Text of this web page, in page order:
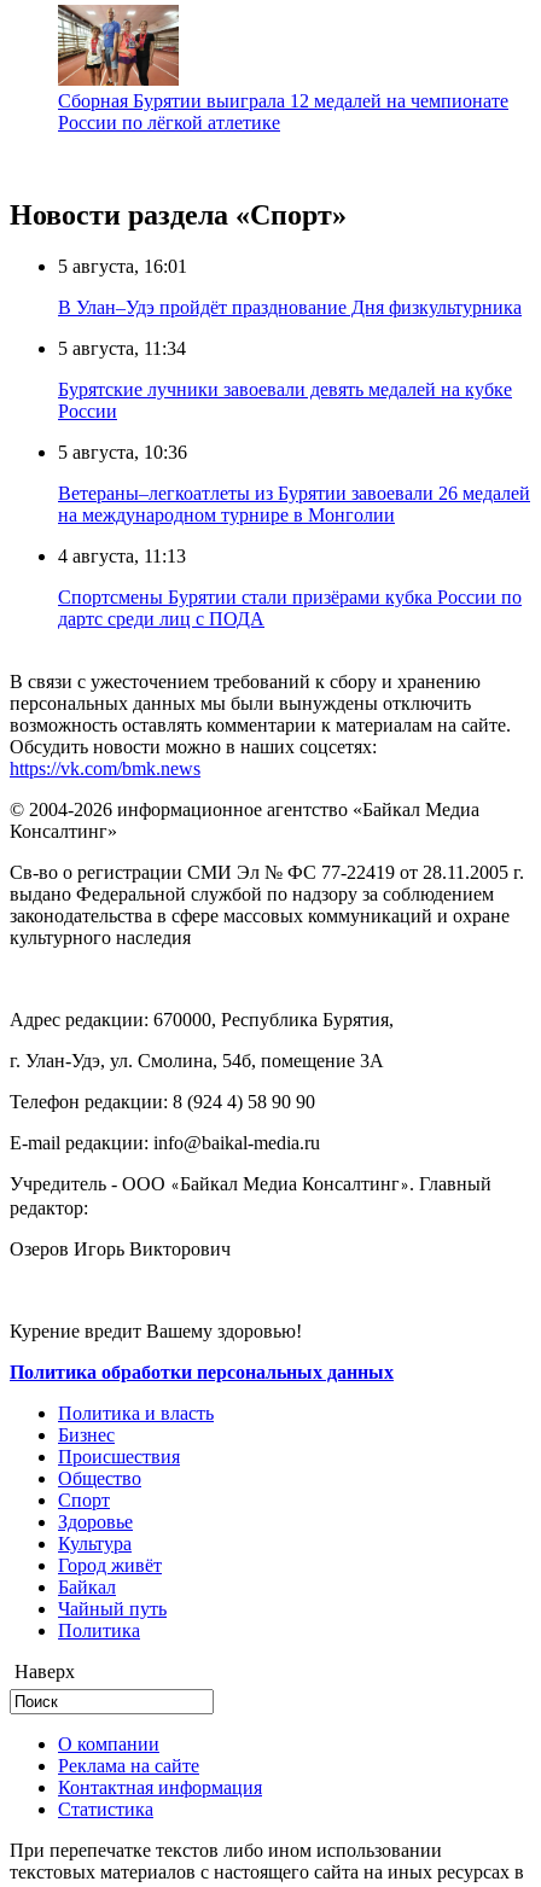
Сборная Бурятии выиграла 12 медалей на чемпионате
России по лёгкой атлетике
Новости раздела «Cпорт»
5 августа, 16:01
В Улан–Удэ пройдёт празднование Дня физкультурника
5 августа, 11:34
Бурятские лучники завоевали девять медалей на кубке
России
5 августа, 10:36
Ветераны–легкоатлеты из Бурятии завоевали 26 медалей
на международном турнире в Монголии
4 августа, 11:13
Спортсмены Бурятии стали призёрами кубка России по
дартс среди лиц с ПОДА
В связи с ужесточением требований к сбору и хранению
персональных данных мы были вынуждены отключить
возможность оставлять комментарии к материалам на сайте.
Обсудить новости можно в наших соцсетях:
https://vk.com/bmk.news
© 2004-2026 информационное агентство «Байкал Медиа
Консалтинг»
Св-во о регистрации СМИ Эл № ФС 77-22419 от 28.11.2005 г.
выдано Федеральной службой по надзору за соблюдением
законодательства в сфере массовых коммуникаций и охране
культурного наследия
Адрес редакции: 670000, Республика Бурятия,
г. Улан-Удэ, ул. Смолина, 54б, помещение 3А
Телефон редакции: ‎‎8 (924 4) 58 90 90
E-mail редакции: info@baikal-media.ru
Учредитель - ООО «Байкал Медиа Консалтинг». Главный
редактор:
Озеров Игорь Викторович
Курение вредит Вашему здоровью!
Политика обработки персональных данных
Политика и власть
Бизнес
Происшествия
Общество
Cпорт
Здоровье
Культура
Город живёт
Байкал
Чайный путь
Политика
Наверх
О компании
Реклама на сайте
Контактная информация
Статистика
При перепечатке текстов либо ином использовании
текстовых материалов с настоящего сайта на иных ресурсах в